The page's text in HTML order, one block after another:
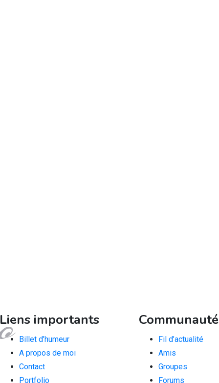
Liens importants
Billet d’humeur
A propos de moi
Contact
Portfolio
Communauté
Fil d’actualité
Amis
Groupes
Forums